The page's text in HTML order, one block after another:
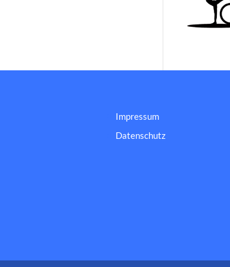
Impressum
Datenschutz